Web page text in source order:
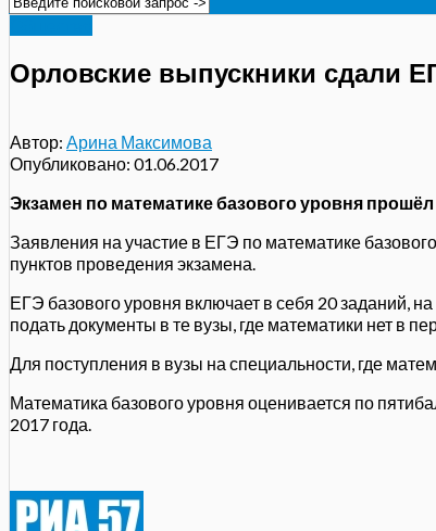
Орловские выпускники сдали
Автор: Арина Максимова
Опубликовано: 01.06.2017
Экзамен по математике базового уровня
Заявления на участие в ЕГЭ по математике
пунктов проведения экзамена.
ЕГЭ базового уровня включает в себя 20 заданий,
подать документы в те вузы, где математики нет в
Для поступления в вузы на специальности, где
Математика базового уровня оценивается по
2017 года.